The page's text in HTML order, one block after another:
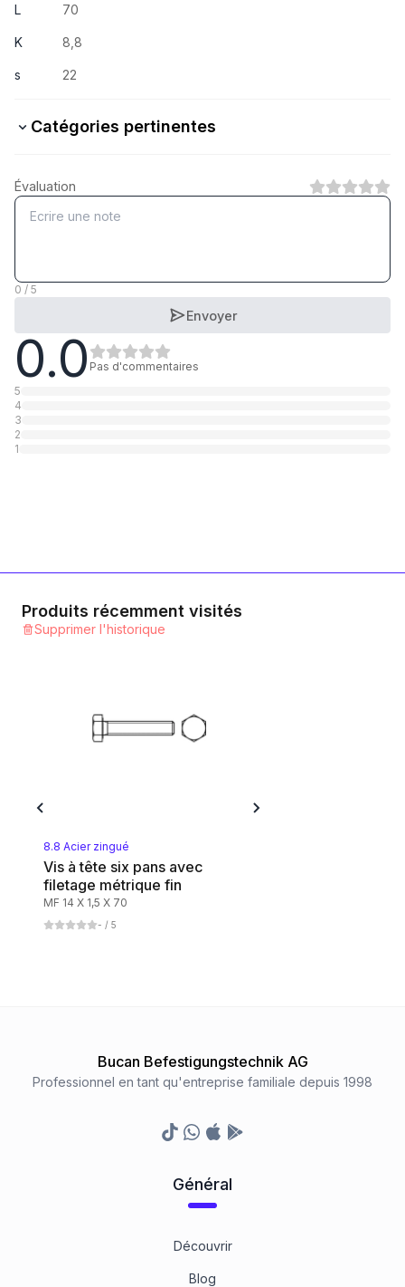
L 70
K 8,8
s 22
Catégories pertinentes
10.9 Stahl verzinkt
1 Catégorie
8.8 Stahl verzinkt
1 Catégorie
Évaluation
0 / 5
Envoyer
0.0 Pas d'commentaires
5
4
3
2
1
Produits récemment visités
Supprimer l'historique
8.8 Acier zingué
Vis à tête six pans avec
filetage métrique fin
MF 14 X 1,5 X 70
- / 5
Bucan Befestigungstechnik AG
Professionnel en tant qu'entreprise familiale depuis 1998
TikTokWhatsapp
Appstore
Google Play Store
Général
Découvrir
Blog